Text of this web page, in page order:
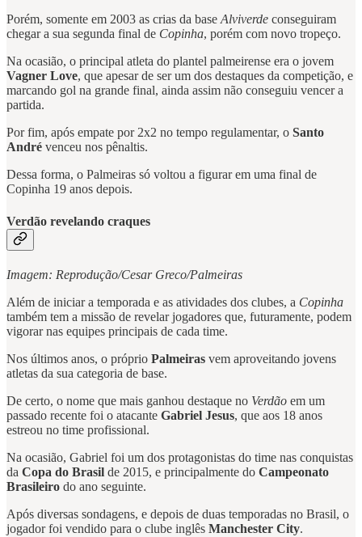
Porém, somente em 2003 as crias da baseAlviverde conseguiram
chegar a sua segunda final de Copinha, porém com novo tropeço.
Na ocasião, o principal atleta do plantel palmeirense era o jovem
Vagner Love, que apesar de ser um dos destaques da competição, e
marcando gol na grande final, ainda assim não conseguiu vencer a
partida.
Por fim, após empate por 2x2 no tempo regulamentar, o Santo
André venceu nos pênaltis.
Dessa forma, o Palmeiras só voltou a figurar em uma final de
Copinha 19 anos depois.
Verdão revelando craques
Imagem: Reprodução/Cesar Greco/Palmeiras
Além de iniciar a temporada e as atividades dos clubes, a Copinha
também tem a missão de revelar jogadores que, futuramente, podem
vigorar nas equipes principais de cada time.
Nos últimos anos, o próprio Palmeiras vem aproveitando jovens
atletas da sua categoria de base.
De certo, o nome que mais ganhou destaque no Verdão em um
passado recente foi o atacante Gabriel Jesus, que aos 18 anos
estreou no time profissional.
Na ocasião, Gabriel foi um dos protagonistas do time nas conquistas
da Copa do Brasil de 2015, e principalmente do Campeonato
Brasileiro do ano seguinte.
Após diversas sondagens, e depois de duas temporadas no Brasil, o
jogador foi vendido para o clube inglês Manchester City.